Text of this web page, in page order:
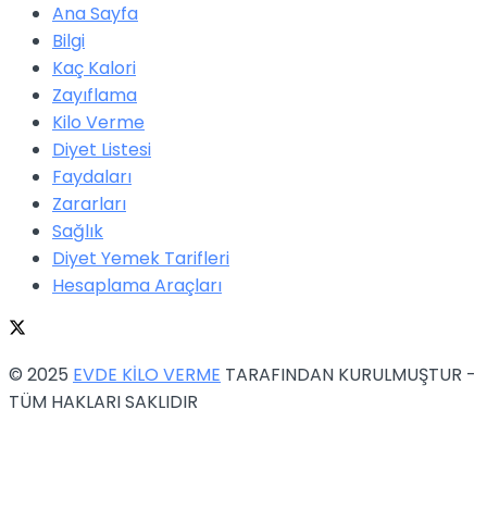
Ana Sayfa
Bilgi
Kaç Kalori
Zayıflama
Kilo Verme
Diyet Listesi
Faydaları
Zararları
Sağlık
Diyet Yemek Tarifleri
Hesaplama Araçları
© 2025 EVDE KİLO VERME TARAFINDAN KURULMUŞTUR -
TÜM HAKLARI SAKLIDIR